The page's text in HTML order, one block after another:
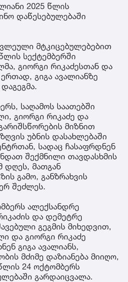
2025 წლის
დაწესებულებაში
მტკიცებულებებით
სექტემბერში
გიორგი რიკაძესთან და
გიგა ავალიანზე
საღამოს საათებში
გიორგი რიკაძე და
მიზნით
უბნის დასახლებაში
სადაც ჩასაფრდნენ
შექმნილი თავდასხმის
დღეს, მათგან
გამო, განზრახვის
შეძლეს.
ალექსანდრე
და დემეტრე
გეგმის მიხედვით,
და გიორგი რიკაძე
გიგა ავალიანს,
მძიმე დაზიანება მიიღო,
24 ოქტომბერს
გარდაიცვალა.